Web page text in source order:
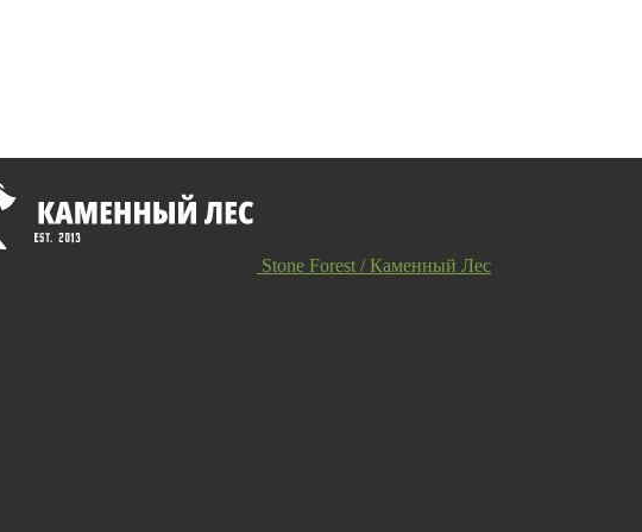
Stone Forest / Каменный Лес